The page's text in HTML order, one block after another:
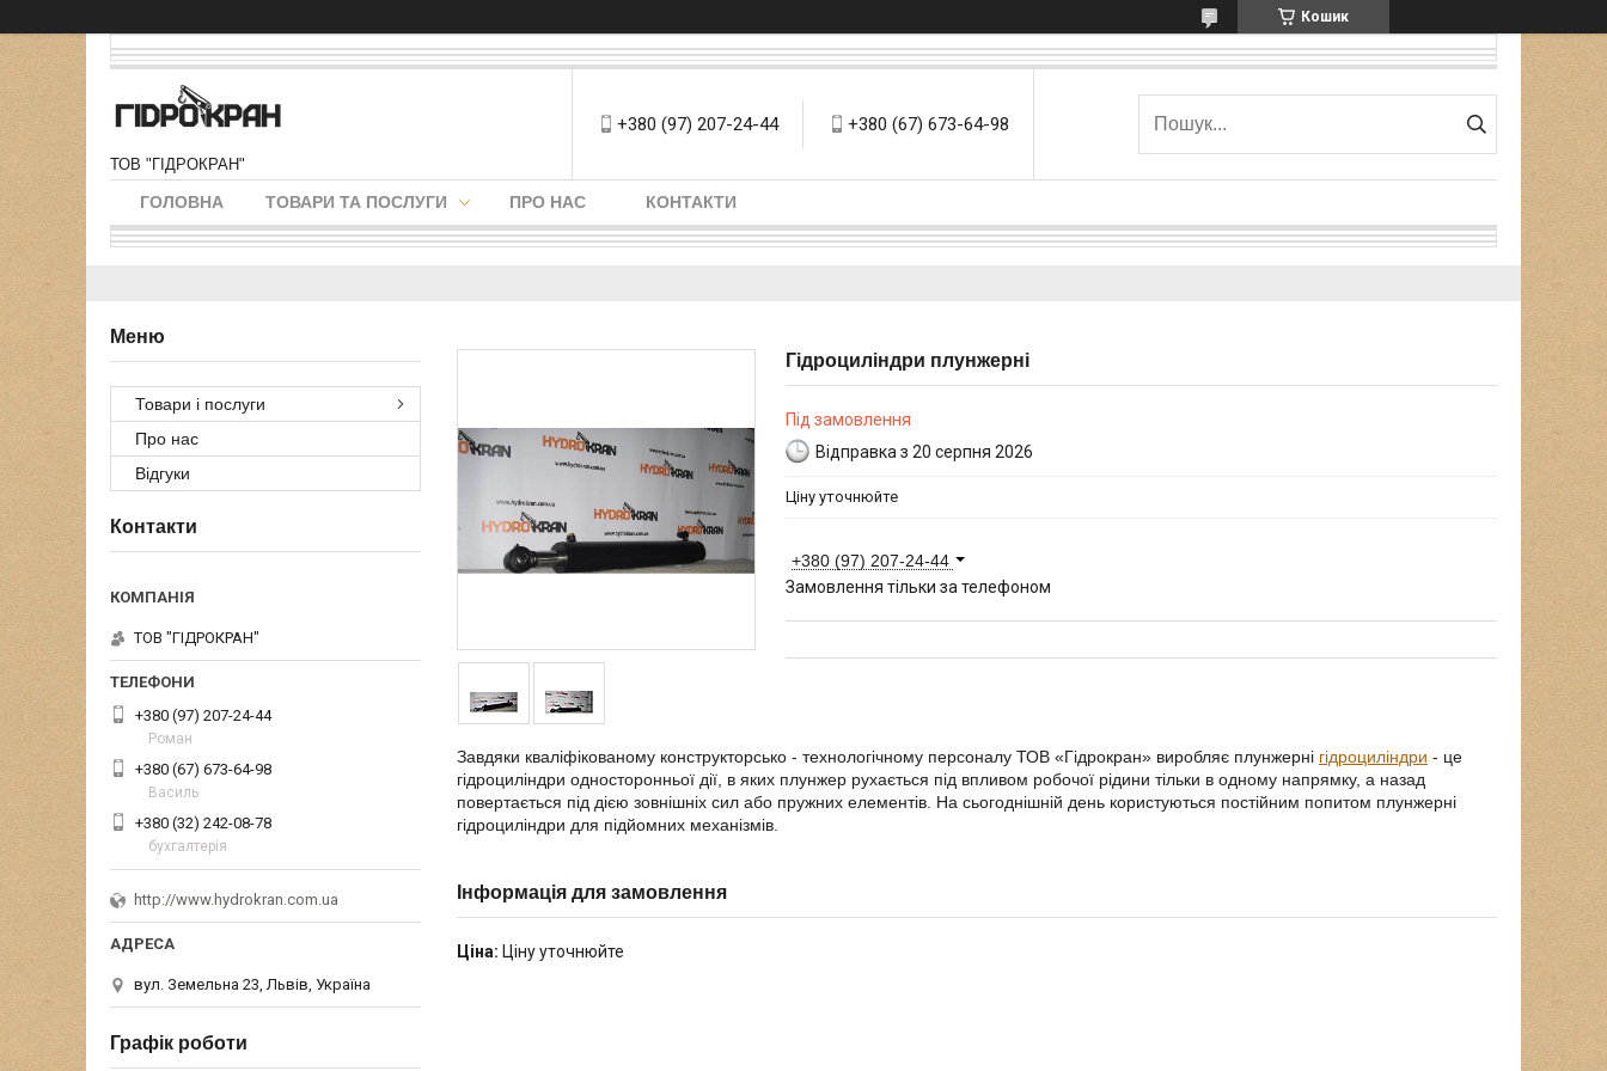
Кошик
ТОВ "ГІДРОКРАН"
+380 (97) 207-24-44 +380 (67) 673-64-98
ГОЛОВНА ТОВАРИ ТА ПОСЛУГИ ПРО НАС КОНТАКТИ
Гідроциліндри плунжерні
Під замовлення
Відправка з 20 серпня 2026
Ціну уточнюйте
+380 (97) 207-24-44
Замовлення тільки за телефоном
Завдяки кваліфікованому конструкторсько - технологічному персоналу ТОВ «Гідрокран» виробляє плунжерні гідроциліндри - це
гідроциліндри односторонньої дії, в яких плунжер рухається під впливом робочої рідини тільки в одному напрямку, а назад
повертається під дією зовнішніх сил або пружних елементів. На сьогоднішній день користуються постійним попитом плунжерні
гідроциліндри для підйомних механізмів.
Інформація для замовлення
Ціна: Ціну уточнюйте
Товари і послуги
Про нас
Відгуки
Контакти
ТОВ "ГІДРОКРАН"
+380 (97) 207-24-44
Роман
+380 (67) 673-64-98
Василь
+380 (32) 242-08-78
бухгалтерія
http://www.hydrokran.com.ua
вул. Земельна 23, Львів, Україна
Графік роботи